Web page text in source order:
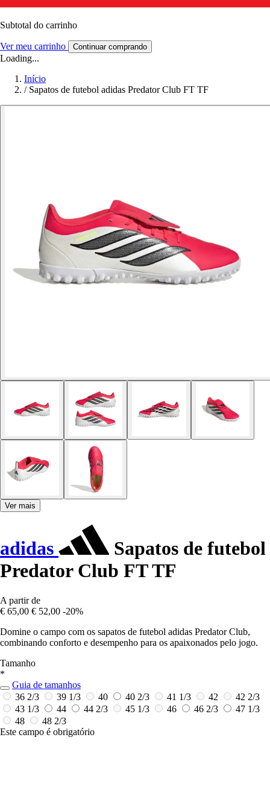
Subtotal do carrinho
Ver meu carrinho Continuar comprando
Loading...
Início
/ Sapatos de futebol adidas Predator Club FT TF
Ver mais
adidas
Sapatos de futebol
Predator Club FT TF
A partir de
€ 65,00 € 52,00 -20%
Domine o campo com os sapatos de futebol adidas Predator Club,
combinando conforto e desempenho para os apaixonados pelo jogo.
Tamanho
*
Guia de tamanhos
36 2/3
39 1/3 40 40 2/3 41 1/3 42
42 2/3
43 1/3
44 44 2/3 45 1/3 46 46 2/3
47 1/3
48
48 2/3
Este campo é obrigatório